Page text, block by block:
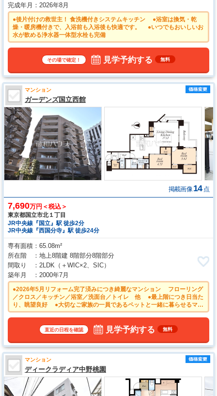
完成年月
2026年8月
●後片付けの救世主！ 食洗機付きシステムキッチン ●浴室は換気・乾
燥・暖房機付きで、入浴前も入浴後も快適です。 ●いつでもおいしいお
水が飲める浄水器一体型水栓も完備
その場で確定！ 見学予約する 無料
マンション
ガーデンズ国立西館
掲載画像 14 点
7,690万円＜税込＞
東京都国立市北１丁目
JR中央線『国立』駅 徒歩2分
JR中央線『西国分寺』駅 徒歩24分
専有面積
65.08m²
所在階
地上8階建 8階部分8階部分
間取り
2LDK （＋WIC×2、SIC）
築年月
2000年7月
●2026年5月リフォーム完了済みにつき綺麗なマンション フローリング
／クロス／キッチン／浴室／洗面台／トイレ 他 ●最上階につき日当た
り、眺望良好 ●大切なご家族の一員であるペットと一緒に暮らせるマン
ション！（細則有） ●忙しい朝や遅い帰宅時にも嬉しいJR中央線「国
直近の日程を確認 見学予約する 無料
マンション
ディークラディア中野桃園